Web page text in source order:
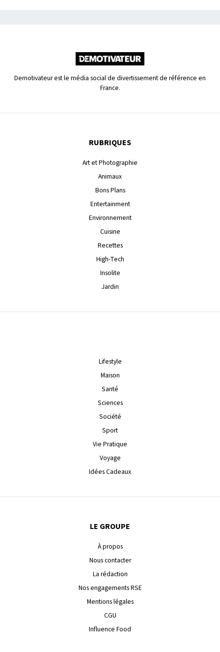
Demotivateur est le média social de divertissement de référence en
France.
RUBRIQUES
Art et Photographie
Animaux
Bons Plans
Entertainment
Environnement
Cuisine
Recettes
High-Tech
Insolite
Jardin
Lifestyle
Maison
Santé
Sciences
Société
Sport
Vie Pratique
Voyage
Idées Cadeaux
LE GROUPE
À propos
Nous contacter
La rédaction
Nos engagements RSE
Mentions légales
CGU
Influence Food